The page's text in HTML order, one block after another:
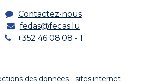
Contactez-nous
fedas@fedas.lu
+352 46 08 08 - 1
des données - sites internet